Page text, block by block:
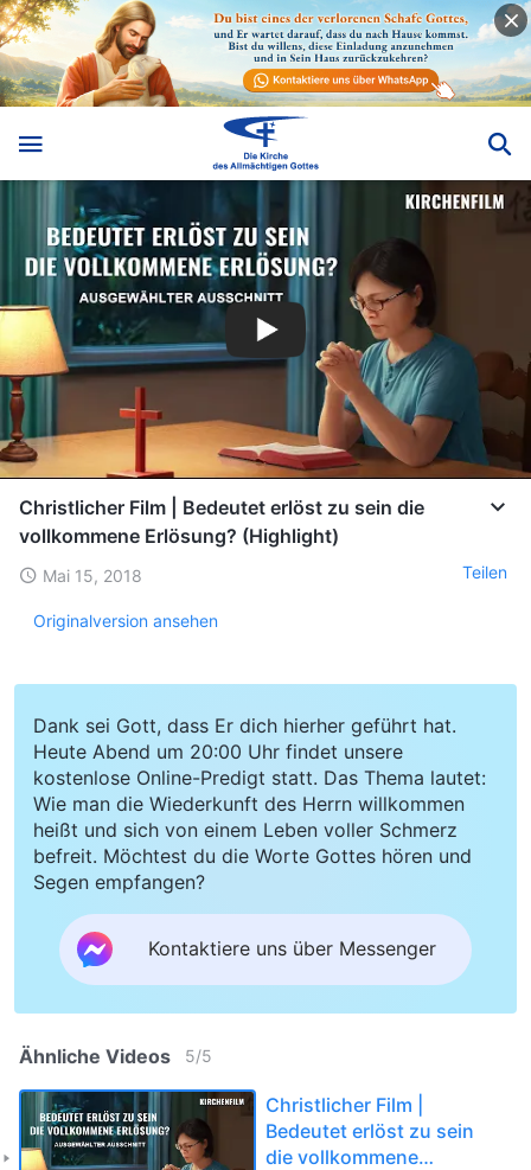
Christlicher Film | Bedeutet erlöst zu sein die
vollkommene Erlösung? (Highlight)
Mai 15, 2018 Teilen
Originalversion ansehen
Dank sei Gott, dass Er dich hierher geführt hat.
Heute Abend um 20:00 Uhr findet unsere
kostenlose Online-Predigt statt. Das Thema lautet:
Wie man die Wiederkunft des Herrn willkommen
heißt und sich von einem Leben voller Schmerz
befreit. Möchtest du die Worte Gottes hören und
Segen empfangen?
Kontaktiere uns über Messenger
Ähnliche Videos 5/5
Christlicher Film |
Bedeutet erlöst zu sein
die vollkommene